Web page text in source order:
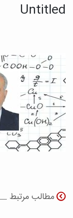
Untitled
مطالب مرتبط